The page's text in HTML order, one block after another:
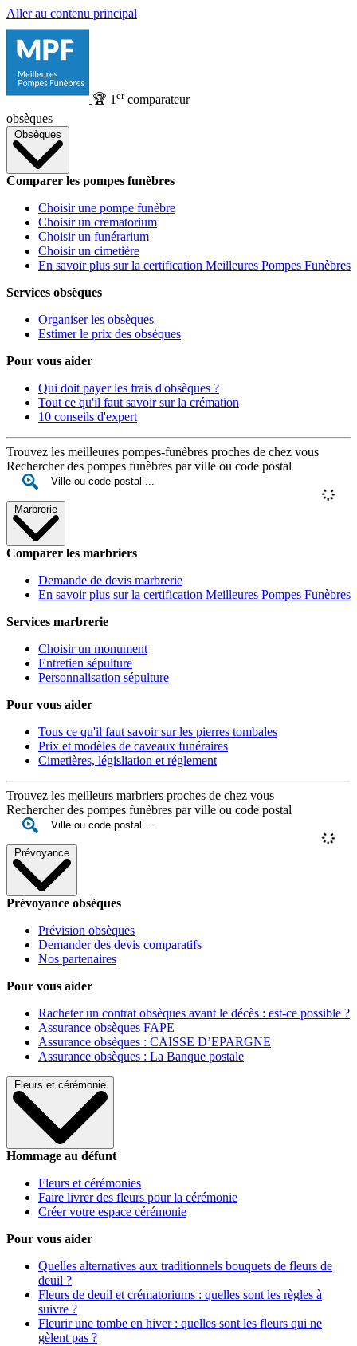
Aller au contenu principal
🏆 1 ercomparateur
obsèques
Obsèques
Comparer les pompes funèbres
Choisir une pompe funèbre
Choisir un crematorium
Choisir un funérarium
Choisir un cimetière
En savoir plus sur la certification Meilleures Pompes Funèbres
Services obsèques
Organiser les obsèques
Estimer le prix des obsèques
Pour vous aider
Qui doit payer les frais d'obsèques ?
Tout ce qu'il faut savoir sur la crémation
10 conseils d'expert
Trouvez les meilleures pompes-funèbres proches de chez vous
Rechercher des pompes funèbres par ville ou code postal
Marbrerie
Comparer les marbriers
Demande de devis marbrerie
En savoir plus sur la certification Meilleures Pompes Funèbres
Services marbrerie
Choisir un monument
Entretien sépulture
Personnalisation sépulture
Pour vous aider
Tous ce qu'il faut savoir sur les pierres tombales
Prix et modèles de caveaux funéraires
Cimetières, législiation et réglement
Trouvez les meilleurs marbriers proches de chez vous
Rechercher des pompes funèbres par ville ou code postal
Prévoyance
Prévoyance obsèques
Prévision obsèques
Demander des devis comparatifs
Nos partenaires
Pour vous aider
Racheter un contrat obsèques avant le décès : est-ce possible ?
Assurance obsèques FAPE
Assurance obsèques : CAISSE D’EPARGNE
Assurance obsèques : La Banque postale
Fleurs et cérémonie
Hommage au défunt
Fleurs et cérémonies
Faire livrer des fleurs pour la cérémonie
Créer votre espace cérémonie
Pour vous aider
Quelles alternatives aux traditionnels bouquets de fleurs de
deuil ?
Fleurs de deuil et crématoriums : quelles sont les règles à
suivre ?
Fleurir une tombe en hiver : quelles sont les fleurs qui ne
gèlent pas ?